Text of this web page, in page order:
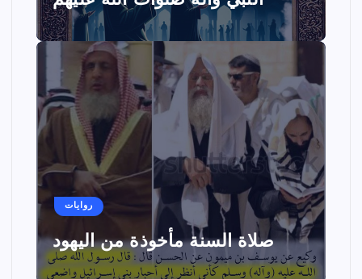
روايات
صلاة السنة مأخوذة من اليهود